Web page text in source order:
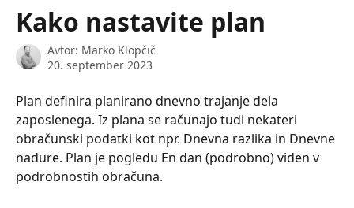
Kako nastavite plan
Avtor: Marko Klopčič
20. september 2023
Plan definira planirano dnevno trajanje dela
zaposlenega. Iz plana se računajo tudi nekateri
obračunski podatki kot npr. Dnevna razlika in Dnevne
nadure. Plan je pogledu En dan (podrobno) viden v
podrobnostih obračuna.